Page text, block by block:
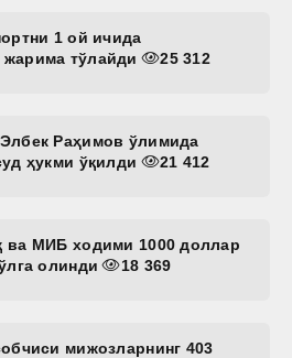
1 ой ичида
жарима тўлайди
25 312
Раҳимов ўлимида
ҳукми ўқилди
21 412
ва МИБ ходими 1000 доллар
олинди
18 369
мижозларнинг 403